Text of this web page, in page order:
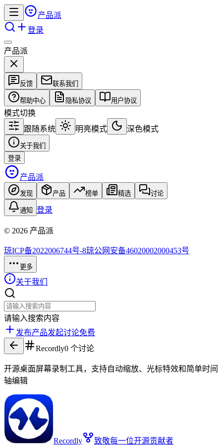
产品派
登录
产品派
反馈 联系我们
帮助中心 隐私协议 用户协议
模式切换
跟随系统
明亮模式 深色模式
关于我们
登录
产品派
发现 产品 榜单 精选 讨论
通知 登录
© 2026 产品派
琼ICP备2022006744号-8琼公网安备46020002000453号
更多
关于我们
请输入搜索内容
发布产品发起讨论免费
Recordly0 个讨论
开源桌面屏幕录制工具，支持自动缩放、光标特效和简单时间
轴编辑
Recordly 致敬每一位开源贡献者